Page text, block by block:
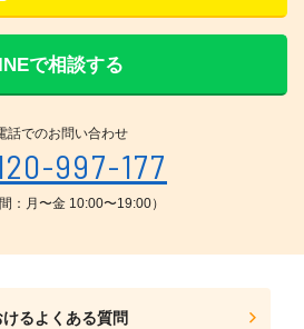
で相談する
話でのお問い合わせ
997-177
：月〜金 10:00〜19:00）
るよくある質問